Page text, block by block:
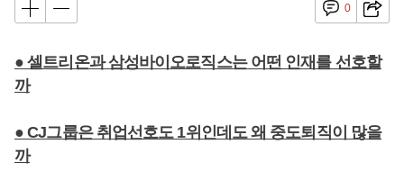
0
● 셀트리온과 삼성바이오로직스는 어떤 인재를 선호할
까
● CJ그룹은 취업선호도 1위인데도 왜 중도퇴직이 많을
까